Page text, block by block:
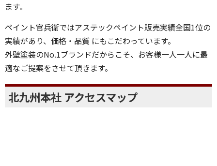
ます。
ペイント官兵衛ではアステックペイント販売実績全国1位の
実績があり、価格・品質 にもこだわっています。
外壁塗装のNo.1ブランドだからこそ、お客様一人一人に最
適なご提案をさせて頂きます。
北九州本社 アクセスマップ